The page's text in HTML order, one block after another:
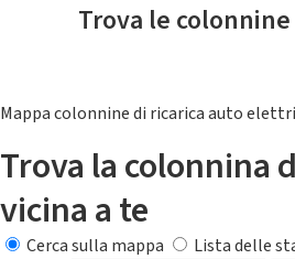
Trova le
Mappa colonnine di ricarica auto
Trova la colonnina
vicina a te
Cerca sulla mappa
Lista delle